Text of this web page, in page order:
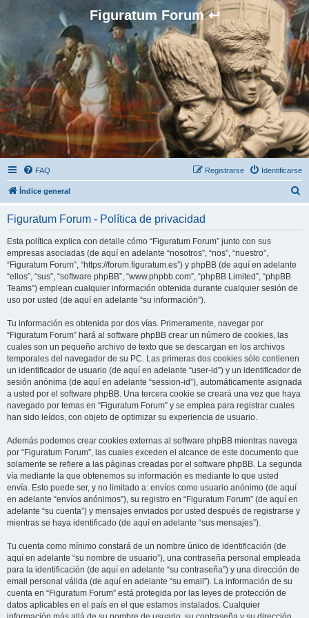
Figuratum Forum ↩
FAQ Identificarse
Registrarse
Índice general
Figuratum Forum - Política de privacidad
Esta política explica con detalle cómo “Figuratum Forum” junto con sus
empresas asociadas (de aquí en adelante “nosotros”, “nos”, “nuestro”,
“Figuratum Forum”, “https://forum.figuratum.es”) y phpBB (de aquí en adelante
“ellos”, “sus”, “software phpBB”, “www.phpbb.com”, “phpBB Limited”, “phpBB
Teams”) emplean cualquier información obtenida durante cualquier sesión de
uso por usted (de aquí en adelante “su información”).
Tu información es obtenida por dos vías. Primeramente, navegar por
“Figuratum Forum” hará al software phpBB crear un número de cookies, las
cuales son un pequeño archivo de texto que se descargan en los archivos
temporales del navegador de su PC. Las primeras dos cookies sólo contienen
un identificador de usuario (de aquí en adelante “user-id”) y un identificador de
sesión anónima (de aquí en adelante “session-id”), automáticamente asignada
a usted por el software phpBB. Una tercera cookie se creará una vez que haya
navegado por temas en “Figuratum Forum” y se emplea para registrar cuales
han sido leídos, con objeto de optimizar su experiencia de usuario.
Además podemos crear cookies externas al software phpBB mientras navega
por “Figuratum Forum”, las cuales exceden el alcance de este documento que
solamente se refiere a las páginas creadas por el software phpBB. La segunda
vía mediante la que obtenemos su información es mediante lo que usted
envía. Esto puede ser, y no limitado a: envíos como usuario anónimo (de aquí
en adelante “envíos anónimos”), su registro en “Figuratum Forum” (de aquí en
adelante “su cuenta”) y mensajes enviados por usted después de registrarse y
mientras se haya identificado (de aquí en adelante “sus mensajes”).
Tu cuenta como mínimo constará de un nombre único de identificación (de
aquí en adelante “su nombre de usuario”), una contraseña personal empleada
para la identificación (de aquí en adelante “su contraseña”) y una dirección de
email personal válida (de aquí en adelante “su email”). La información de su
cuenta en “Figuratum Forum” está protegida por las leyes de protección de
datos aplicables en el país en el que estamos instalados. Cualquier